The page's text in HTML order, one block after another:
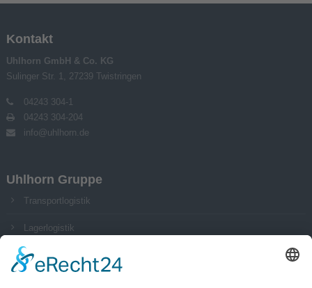
Kontakt
Uhlhorn GmbH & Co. KG
Sulinger Str. 1, 27239 Twistringen
04243 304-1
04243 304-204
info@uhlhorn.de
Uhlhorn Gruppe
Transportlogistik
Lagerlogistik
Kontraktlogistik